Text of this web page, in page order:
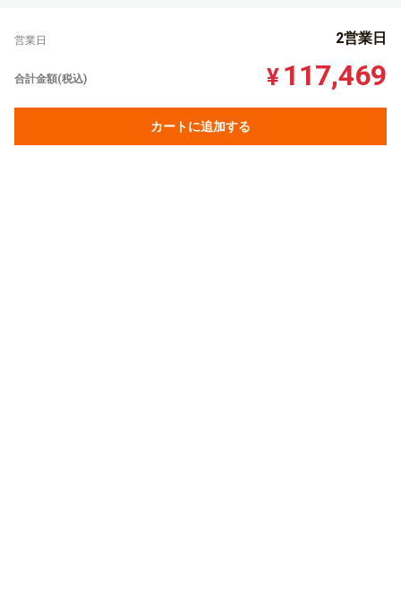
営業日 2営業日
合計金額(税込) ¥ 117,469
カートに追加する